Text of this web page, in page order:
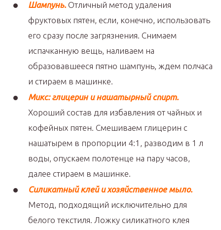
Шампунь. Отличный метод удаления
фруктовых пятен, если, конечно, использовать
его сразу после загрязнения. Снимаем
испачканную вещь, наливаем на
образовавшееся пятно шампунь, ждем полчаса
и стираем в машинке.
Микс: глицерин и нашатырный спирт.
Хороший состав для избавления от чайных и
кофейных пятен. Смешиваем глицерин с
нашатырем в пропорции 4:1, разводим в 1 л
воды, опускаем полотенце на пару часов,
далее стираем в машинке.
Силикатный клей и хозяйственное мыло.
Метод, подходящий исключительно для
белого текстиля. Ложку силикатного клея